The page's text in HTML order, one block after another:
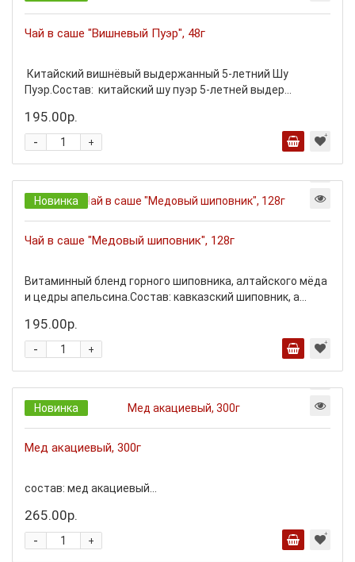
Чай в саше "Вишневый Пуэр", 48г
Китайский вишнёвый выдержанный 5-летний Шу
Пуэр.Состав: китайский шу пуэр 5-летней выдер...
195.00р.
+
-
Новинка
Чай в саше "Медовый шиповник", 128г
Витаминный бленд горного шиповника, алтайского мёда
и цедры апельсина.Состав: кавказский шиповник, а...
195.00р.
+
-
Новинка
Мед акациевый, 300г
состав: мед акациевый...
265.00р.
+
-